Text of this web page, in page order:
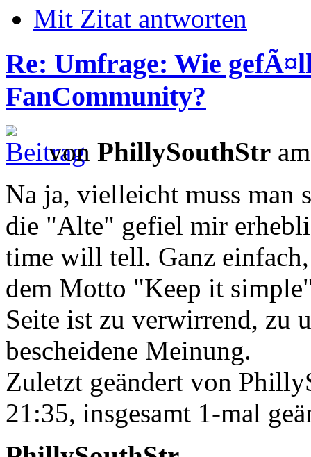
Mit Zitat antworten
Re: Umfrage: Wie
FanCommunity?
von PhillySouthStr
Na ja, vielleicht muss man
die "Alte" gefiel mir
time will tell. Ganz
dem Motto "Keep it
Seite ist zu verwirrend, zu
bescheidene Meinung.
Zuletzt geändert von
21:35, insgesamt 1-mal